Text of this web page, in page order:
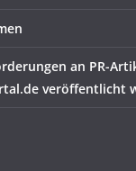
an PR-
veröffentlicht